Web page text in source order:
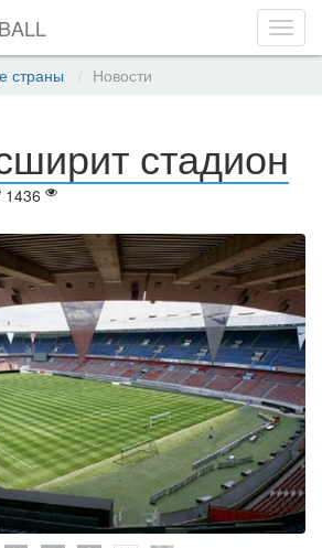
страны Новости
стадион
1436